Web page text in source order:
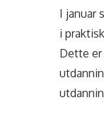
I januar
i
Dette er